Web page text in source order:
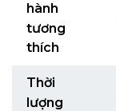
hành
tương
thích
Thời
lượng